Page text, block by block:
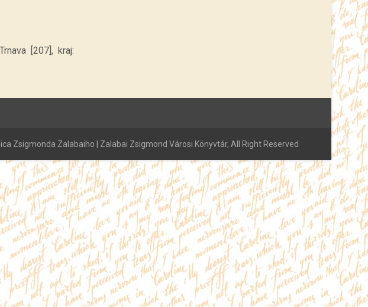
[207], kraj:
Zsigmonda Zalabaiho | Zalabai Zsigmond Városi Könyvtár, All Right Reserved